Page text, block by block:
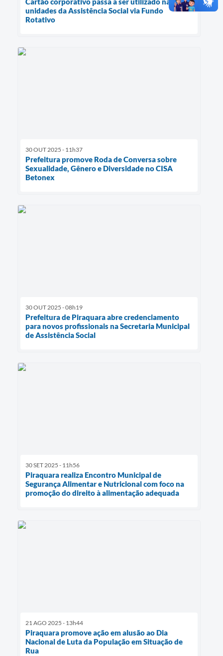
unidades da Assistência Social via Fundo
Rotativo
30 OUT 2025 - 11h37
Prefeitura promove Roda de Conversa sobre
Sexualidade, Gênero e Diversidade no CISA
Betonex
30 OUT 2025 - 08h19
Prefeitura de Piraquara abre credenciamento
para novos profissionais na Secretaria Municipal
de Assistência Social
30 SET 2025 - 11h56
Piraquara realiza Encontro Municipal de
Segurança Alimentar e Nutricional com foco na
promoção do direito à alimentação adequada
21 AGO 2025 - 13h44
Piraquara promove ação em alusão ao Dia
Nacional de Luta da População em Situação de
Rua